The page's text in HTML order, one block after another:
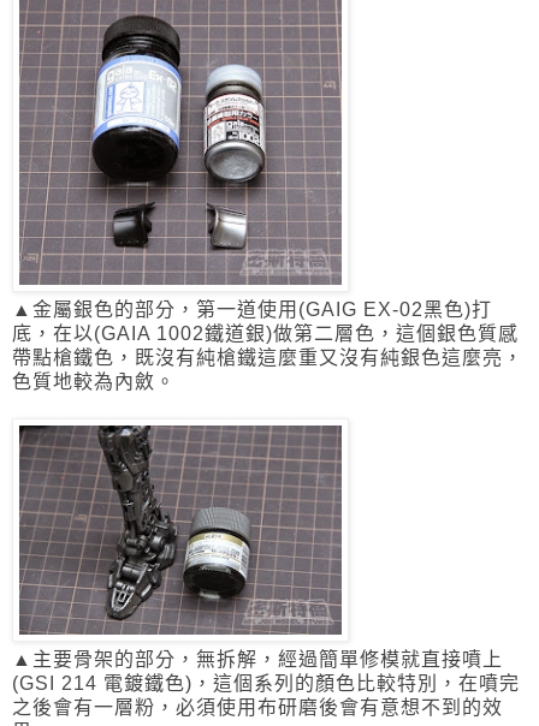
▲金屬銀色的部分，第一道使用(GAIG EX-02黑色)打
底，在以(GAIA 1002鐵道銀)做第二層色，這個銀色質感
帶點槍鐵色，既沒有純槍鐵這麼重又沒有純銀色這麼亮，
色質地較為內斂。
▲主要骨架的部分，無拆解，經過簡單修模就直接噴上
(GSI 214 電鍍鐵色)， 這個系列的顏色比較特別，在噴完
之後會有一層粉，必須使用布研磨後會有意想不到的效